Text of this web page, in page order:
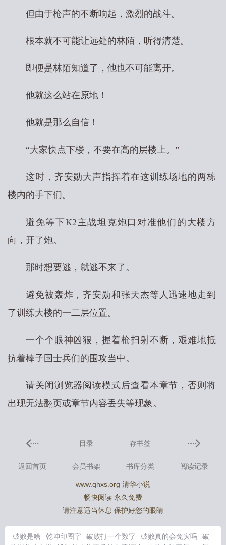
但由于枪声的不断响起，激烈的战斗。
根本就不可能让远处的林陌，听得清楚。
即便是林陌知道了，他也不可能离开。
他就这么站在原地！
他就是那么自信！
“大家快点下楼，不要在高的层楼上。”
这时，齐安勋大声指挥着在这训练场地的两栋
楼内的手下们。
避免等下K2主战坦克炮口对准他们的大楼方
向，开了炮。
那时想要逃，就逃不来了。
避免被轰炸，齐安勋和张天杰等人迅速地走到
了训练大楼的一二层位置。
一个个眼神凶狠，握着枪扫射不断，艰难地抵
抗着棒子国士兵们的围攻当中。
请关闭浏览器阅读模式后查看本章节，否则将
出现无法翻页或章节内容丢失等现象。
目录 存书签
返回首页 会员书架 书库分类 阅读记录
www.qhxs.org 清华小说
畅快阅读 永久免费
请注意适当休息 保护好您的眼睛
破败是啥 乾坤印图字 破败打一个数字 破败真的会免灾吗
破